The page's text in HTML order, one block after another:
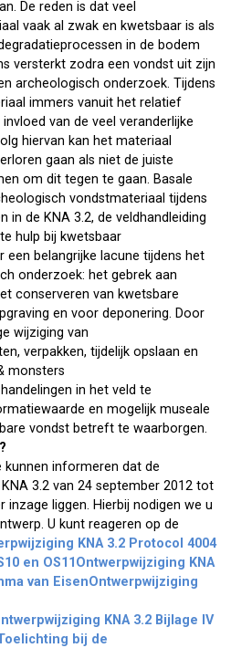
De reden is dat veel
vaak al zwak en kwetsbaar is als
in de bodem
versterkt zodra een vondst uit zijn
archeologisch onderzoek. Tijdens
immers vanuit het relatief
van de veel veranderlijke
hiervan kan het materiaal
gaan als niet de juiste
om dit tegen te gaan. Basale
vondstmateriaal tijdens
in de KNA 3.2, de veldhandleiding
hulp bij kwetsbaar
een belangrijke lacune tijdens het
onderzoek: het gebrek aan
conserveren van kwetsbare
en voor deponering. Door
wijziging van
verpakken, tijdelijk opslaan en
monsters
in het veld te
en mogelijk museale
vondst betreft te waarborgen.
kunnen informeren dat de
3.2 van 24 september 2012 tot
liggen. Hierbij nodigen we u
U kunt reageren op de
KNA 3.2 Protocol 4004
en OS11 Ontwerpwijziging KNA
van EisenOntwerpwijziging
KNA 3.2 Bijlage IV
bij de